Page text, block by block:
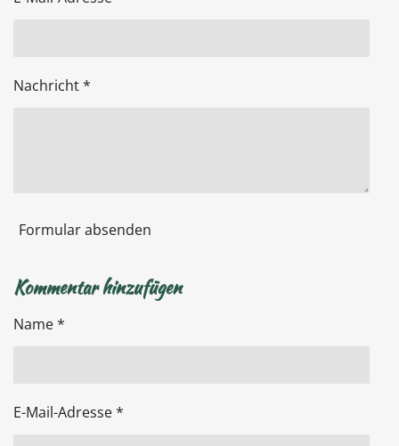
Nachricht *
Formular absenden
Kommentar hinzufügen
Name *
E-Mail-Adresse *